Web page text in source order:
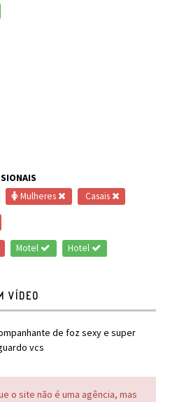
Mulheres Casais
Motel
Hotel
VÍDEO
de foz sexy e super
vcs
o site não é uma agência, mas